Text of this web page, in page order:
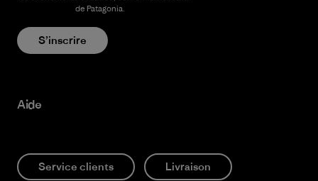
de Patagonia.
S’inscrire
Aide
Service clients Livraison